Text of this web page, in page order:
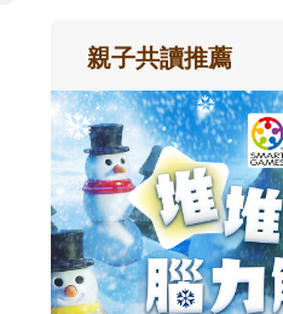
親子共讀推薦